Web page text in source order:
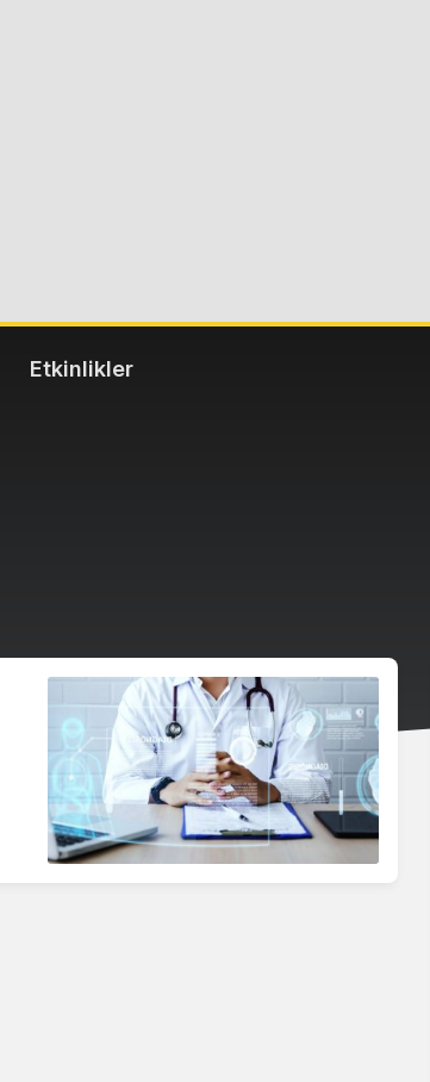
Etkinlikler